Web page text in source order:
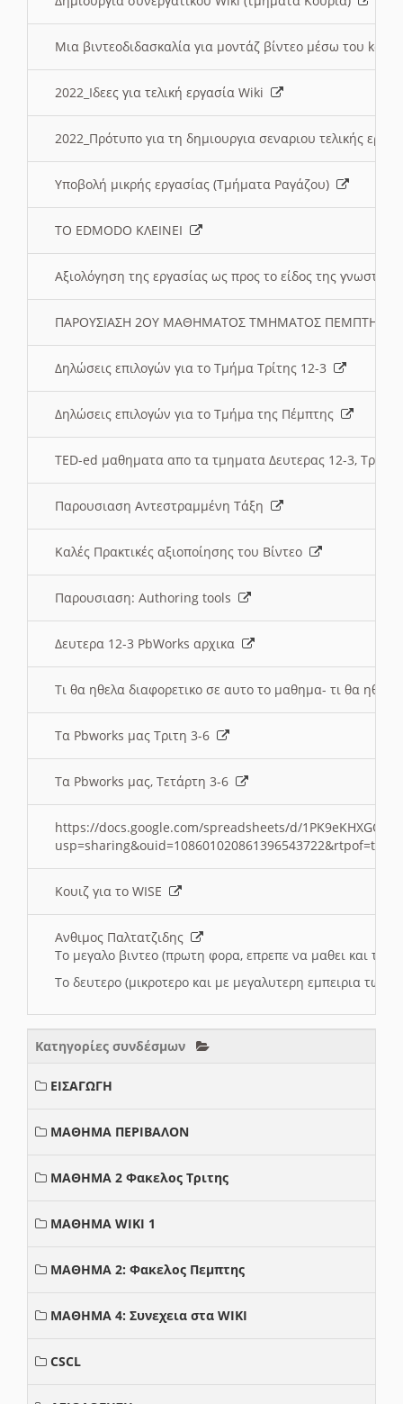
Μια βιντεοδιδασκαλία για μοντάζ βίντεο μέσω του
2022_Ιδεες για τελική εργασία Wiki
2022_Πρότυπο για τη δημιουργια σεναριου τελικής
Υποβολή μικρής εργασίας (Τμήματα Ραγάζου)
ΤΟ EDMODO ΚΛΕΙΝΕΙ
Αξιολόγηση της εργασίας ως προς το είδος της
ΠΑΡΟΥΣΙΑΣΗ 2ΟΥ ΜΑΘΗΜΑΤΟΣ ΤΜΗΜΑΤΟΣ
Δηλώσεις επιλογών για το Τμήμα Τρίτης 12-3
Δηλώσεις επιλογών για το Τμήμα της Πέμπτης
TED-ed μαθηματα απο τα τμηματα Δευτερας 12-3,
Παρουσιαση Αντεστραμμένη Τάξη
Καλές Πρακτικές αξιοποίησης του Βίντεο
Παρουσιαση: Authoring tools
Δευτερα 12-3 PbWorks αρχικα
Τι θα ηθελα διαφορετικο σε αυτο το μαθημα- τι θα
Τα Pbworks μας Τριτη 3-6
Τα Pbworks μας, Τετάρτη 3-6
https://docs.google.com/spreadsheets/d/
Κουιζ για το WISE
Ανθιμος Παλτατζιδης
Το μεγαλο βιντεο (πρωτη φορα, επρεπε να μαθει και το
Το δευτερο (μικροτερο και με μεγαλυτερη εμπειρια
Κατηγορίες συνδέσμων
ΕΙΣΑΓΩΓΗ
ΜΑΘΗΜΑ ΠΕΡΙΒΑΛΟΝ
ΜΑΘΗΜΑ 2 Φακελος Τριτης
ΜΑΘΗΜΑ WIKI 1
ΜΑΘΗΜΑ 2: Φακελος Πεμπτης
ΜΑΘΗΜΑ 4: Συνεχεια στα WIKI
CSCL